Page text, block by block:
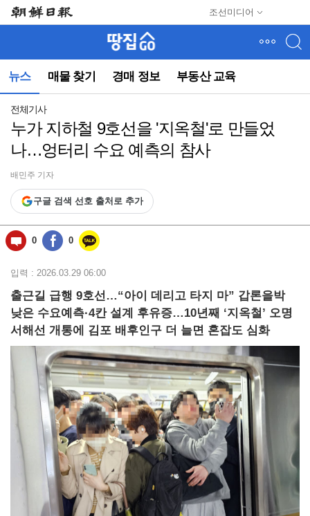
조선미디어
뉴스 매물 찾기 경매 정보 부동산 교육
뉴
(컨
동)
전체기사
누가 지하철 9호선을 '지옥철'로 만들었
나…엉터리 수요 예측의 참사
배민주 기자
구글 검색 선호 출처로 추가
0 0
입력 : 2026.03.29 06:00
출근길 급행 9호선…“아이 데리고 타지 마” 갑론을박
낮은 수요예측·4칸 설계 후유증…10년째 ‘지옥철’ 오명
서해선 개통에 김포 배후인구 더 늘면 혼잡도 심화